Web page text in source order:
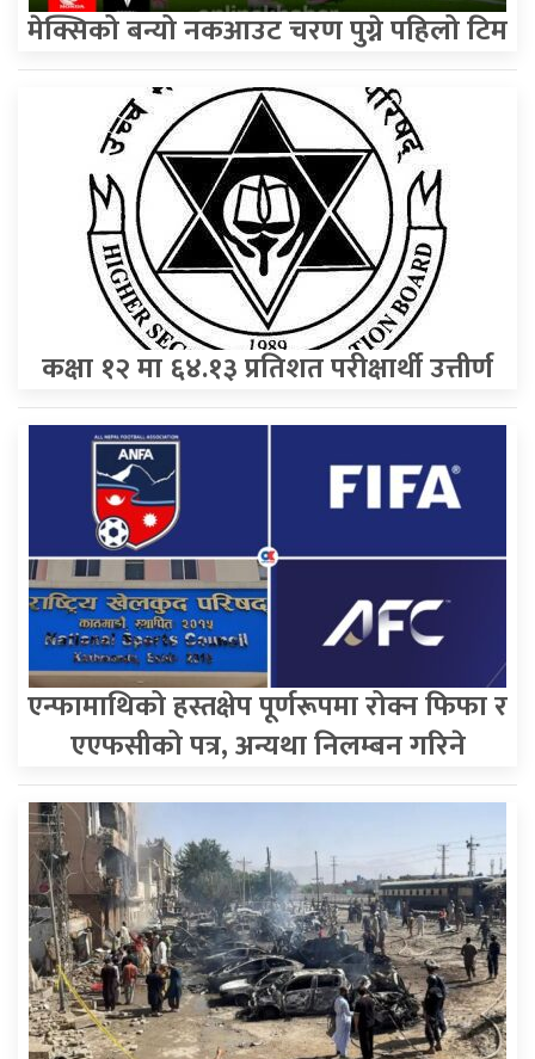
मेक्सिको बन्यो नकआउट चरण पुग्ने पहिलो टिम
कक्षा १२ मा ६४.१३ प्रतिशत परीक्षार्थी उत्तीर्ण
एन्फामाथिको हस्तक्षेप पूर्णरूपमा रोक्न फिफा र
एएफसीको पत्र, अन्यथा निलम्बन गरिने